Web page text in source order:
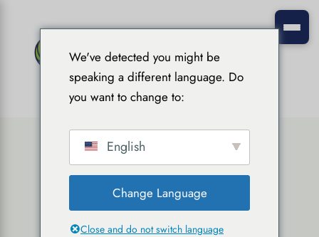
We've detected you might be
speaking a different language. Do
you want to change to:
English
Change Language
Close and do not switch language